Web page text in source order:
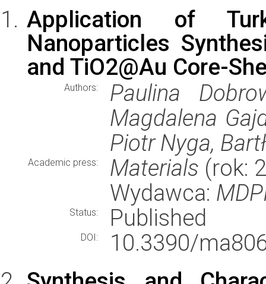
Application of
Nanoparticles
and TiO2@Au Core-
Authors:
Paulina
Magdalena
Piotr Nyga,
Academic press: Materials (rok:
Wydawca:
Status: Published
DOI:
10.3390/